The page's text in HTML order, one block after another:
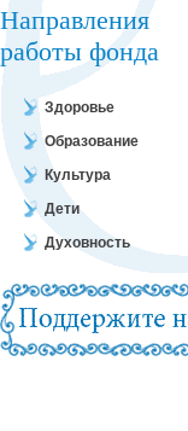
Направления
работы фонда
Здоровье
Образование
Культура
Дети
Духовность